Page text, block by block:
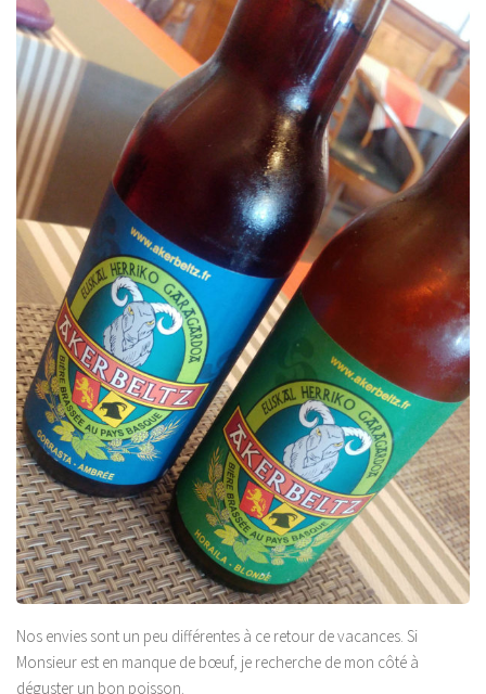
Nos envies sont un peu différentes à ce retour de vacances. Si
Monsieur est en manque de bœuf, je recherche de mon côté à
déguster un bon poisson.